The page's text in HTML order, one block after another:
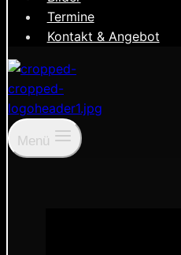
Termine
Kontakt & Angebot
Menü